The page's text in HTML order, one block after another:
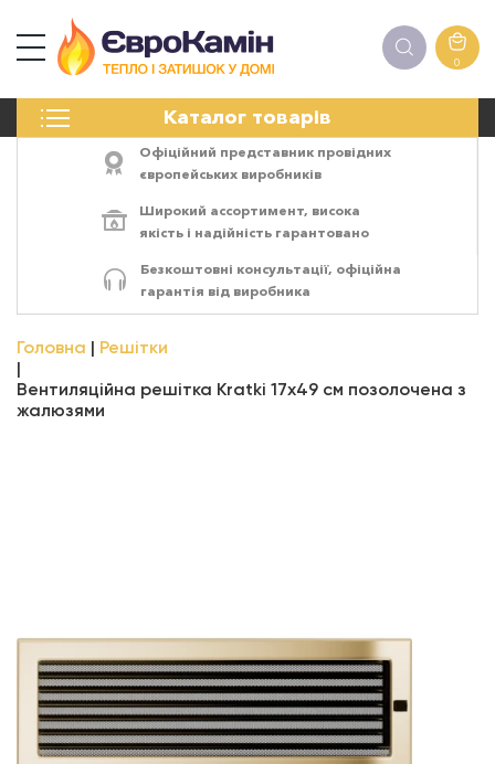
0
Каталог товарів
ПЕЧІ
ЕЛЕКТРОКАМІНИ
АКСЕСУАРИ
Офіційний представник провідних
європейських виробників
Широкий ассортимент, висока
якість і надійність гарантовано
Безкоштовні консультації, офіційна
гарантія від виробника
Головна Решітки
Вентиляційна решітка Kratki 17x49 см позолочена з
жалюзями